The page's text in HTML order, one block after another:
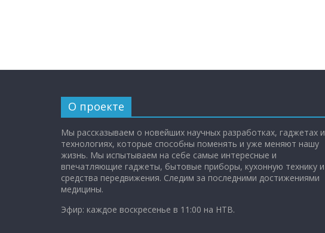
О проекте
Мы рассказываем о новейших научных разработках, гаджетах и
технологиях, которые способны поменять и уже меняют нашу
жизнь. Мы испытываем на себе самые интересные и
впечатляющие гаджеты, бытовые приборы, кухонную технику и
средства передвижения. Следим за последними достижениями
медицины.
Эфир: каждое воскресенье в 11:00 на НТВ.